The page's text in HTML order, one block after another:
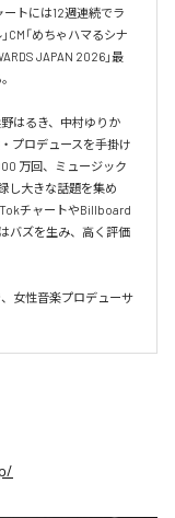
トには12週連続でラ
CM「めちゃハマるシナ
JAPAN 2026」最
はるき、中村ゆりか
プロデュースを手掛け
万回、ミュージック
し大きな話題を集め
チャートやBillboard
バズを生み、高く評価
女性音楽プロデューサ